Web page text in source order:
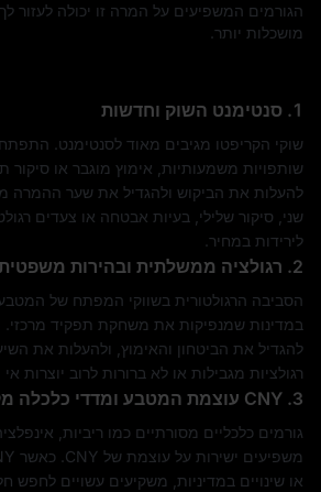
הגורמים המשפיעים על המרה זו יכולה לעזור
מושכלות יותר.
1. סנטימנט השוק וחדשות
שוקי הקריפטו מגיבים מאוד לסנטימנט.
שותפויות משמעותיות, אימוץ מוגבר או סיקור
שני, סיקור שלילי, בעיות אבטחה או צעדים
לירידות במחיר.
2. רגולציה ממשלתית ובהירות משפטית
במדינות שמנפיקות את משחקת תפקיד מרכזי.
להגדיל את הביטחון והאימוץ, ולהעלות את
רגולציות מגבילות או לא ברורות לרוב יוצרות
3. CNY עוצמת המטבע ומדדי כלכלה מקומיים